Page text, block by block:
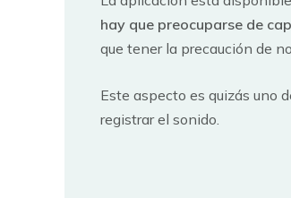
hay que preocuparse de
que tener la precaución de
Este aspecto es quizás uno
registrar el sonido.